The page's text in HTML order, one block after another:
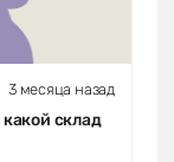
3 месяца назад
склад